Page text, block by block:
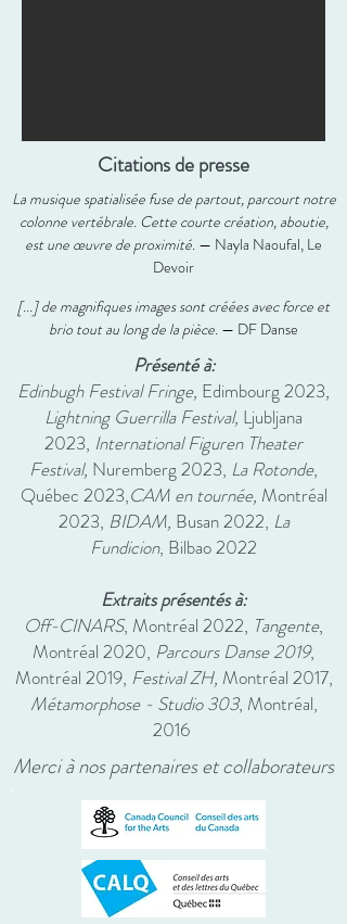
Citations de presse
La musique spatialisée fuse de partout, parcourt notre
colonne vertébrale. Cette courte création, aboutie,
est une œuvre de proximité. — Nayla Naoufal, Le
Devoir
[...] de magnifiques images sont créées avec force et
brio tout au long de la pièce. — DF Danse
Présenté à:
Edinbugh Festival Fringe, Edimbourg 2023,
Lightning Guerrilla Festival, Ljubljana
2023, International Figuren Theater
Festival, Nuremberg 2023, La Rotonde,
Québec 2023,CAM en tournée, Montréal
2023, BIDAM, Busan 2022, La
Fundicion, Bilbao 2022
Extraits présentés à:
Off-CINARS, Montréal 2022, Tangente,
Montréal 2020, Parcours Danse 2019,
Montréal 2019, Festival ZH, Montréal 2017,
Métamorphose - Studio 303, Montréal,
2016
Merci à nos partenaires et collaborateurs